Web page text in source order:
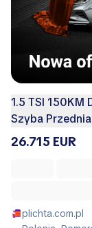
1.5 TSI 150KM
Szyba
26.715 EUR
plichta.com.pl